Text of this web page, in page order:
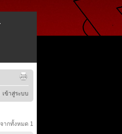
เข้าสู่ระบบ
จากทั้งหมด 1